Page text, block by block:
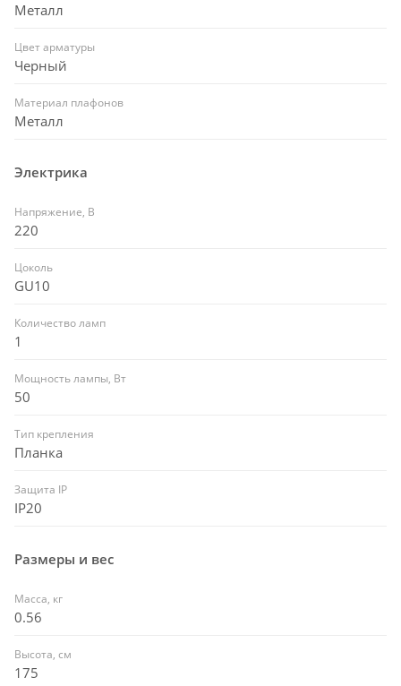
Металл
Цвет арматуры
Черный
Материал плафонов
Металл
Электрика
Напряжение, В
220
Цоколь
GU10
Количество ламп
1
Мощность лампы, Вт
50
Тип крепления
Планка
Защита IP
IP20
Размеры и вес
Масса, кг
0.56
Высота, см
175